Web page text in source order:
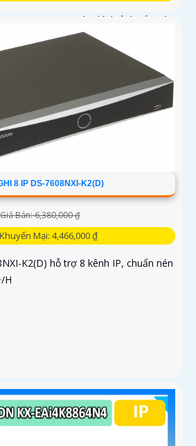
7616NXI-K2(D) cho hình ảnh sắc nét
160Mbps. Hỗ trợ chuẩn nén H.265+,
VGA Full HD. Thiết bị tích hợp 2 ổ
8 IP DS-7608NXI-K2(D)
Giá Bán: 6,380,000 ₫
Mại: 4,466,000 ₫
K2(D) hỗ trợ 8 kênh IP, chuẩn nén
H